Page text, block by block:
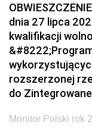
dnia 27 lipca
kwalifikacji
rozszerzonej
do
Monitor Polski rok